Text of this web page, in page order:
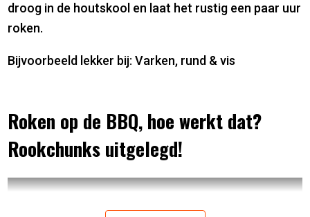
droog in de houtskool en laat het rustig een paar uur
roken.
Bijvoorbeeld lekker bij: Varken, rund & vis
Roken op de BBQ, hoe werkt dat?
Rookchunks uitgelegd!